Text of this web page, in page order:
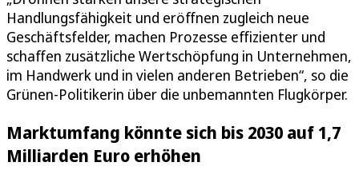
Handlungsfähigkeit und eröffnen zugleich neue
Geschäftsfelder, machen Prozesse effizienter und
schaffen zusätzliche Wertschöpfung in Unternehmen,
im Handwerk und in vielen anderen Betrieben“, so die
Grünen-Politikerin über die unbemannten Flugkörper.
Marktumfang könnte sich bis 2030 auf 1,7
Milliarden Euro erhöhen